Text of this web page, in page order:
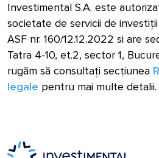
Investimental S.A. este
societate de servicii de
ASF nr. 160/12.12.2022 si are
Tatra 4-10, et.2, sector 1,
rugăm să consultați secțiunea
legale pentru mai multe detalii.